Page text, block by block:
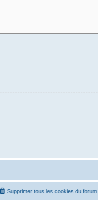
Supprimer tous les cookies du forum